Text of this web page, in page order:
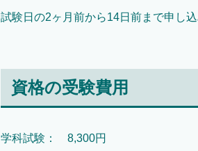
試験日の2ヶ月前から14日前まで申し
資格の受験費用
学科試験： 8,300円